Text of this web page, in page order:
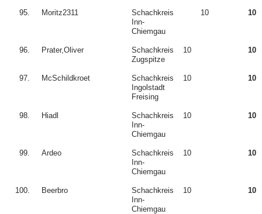
95. Moritz2311
Schachkreis
Inn-
Chiemgau
10 10
96. Prater,Oliver
Schachkreis
Zugspitze
10 10
97. McSchildkroet
Schachkreis
Ingolstadt
Freising
10 10
98. Hiadl
Schachkreis
Inn-
Chiemgau
10 10
99. Ardeo
Schachkreis
Inn-
Chiemgau
10 10
100. Beerbro
Schachkreis
Inn-
Chiemgau
10 10